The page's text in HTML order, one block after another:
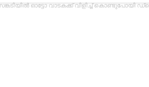
ഓട്ടോ വാടകക്ക് വിളിച്ച് കൊണ്ടുപോയി